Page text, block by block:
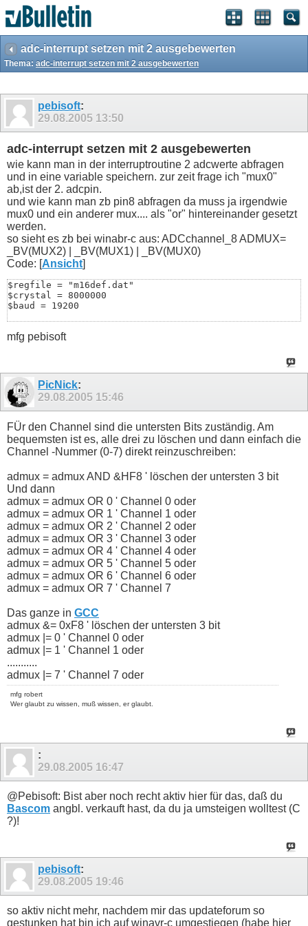
adc-interrupt setzen mit 2 ausgebewerten
Thema: adc-interrupt setzen mit 2 ausgebewerten
pebisoft:
29.08.2005 13:50
adc-interrupt setzen mit 2 ausgebewerten
wie kann man in der interruptroutine 2 adcwerte abfragen
und in eine variable speichern. zur zeit frage ich "mux0"
ab,ist der 2. adcpin.
und wie kann man zb pin8 abfragen da muss ja irgendwie
mux0 und ein anderer mux.... als "or" hintereinander gesetzt
werden.
so sieht es zb bei winabr-c aus: ADCchannel_8 ADMUX=
_BV(MUX2) | _BV(MUX1) | _BV(MUX0)
Code: [Ansicht]
$regfile = "m16def.dat"
$crystal = 8000000
$baud = 19200
Dim Adlow As Byte
Disable Interrupts
Adcsra.aden = 1
Adcsra.adate = 1
Adcsra.adie = 1
Adcsra.adsc = 1
Adcsra.adps0 = 1
Adcsra.adps1 = 1
Admux.refs0 = 1
Enable Interrupts
Radzaehler = 0
Toggle_rad = 0
On Adc Onadc
Do
Waitms 1
Print Radzaehler
Onadc:
   Admux.mux0 = 1
   Adcsra.adsc = 1
   Adlow = Adcl
   Adhi = Adch
   Adcergebnis = Adhi * 256
   Adcergebnis = Adcergebnis + Adlow
   If Adcergebnis > 400 And Toggle_rad = 1 Then
      Incr Radzaehler
      Incr Radzaehler
      Toggle_rad = 1
   End If
Return
End
mfg pebisoft
PicNick:
29.08.2005 15:46
FÜr den Channel sind die untersten Bits zuständig. Am
bequemsten ist es, alle drei zu löschen und dann einfach die
Channel -Nummer (0-7) direkt reinzuschreiben:
admux = admux AND &HF8 ' löschen der untersten 3 bit
Und dann
admux = admux OR 0 ' Channel 0 oder
admux = admux OR 1 ' Channel 1 oder
admux = admux OR 2 ' Channel 2 oder
admux = admux OR 3 ' Channel 3 oder
admux = admux OR 4 ' Channel 4 oder
admux = admux OR 5 ' Channel 5 oder
admux = admux OR 6 ' Channel 6 oder
admux = admux OR 7 ' Channel 7
Das ganze in GCC
admux &= 0xF8 ' löschen der untersten 3 bit
admux |= 0 ' Channel 0 oder
admux |= 1 ' Channel 1 oder
...........
admux |= 7 ' Channel 7 oder
mfg robert
Wer glaubt zu wissen, muß wissen, er glaubt.
:
29.08.2005 16:47
@Pebisoft: Bist aber noch recht aktiv hier für das, daß du
Bascom angbl. verkauft hast, da du ja umsteigen wolltest (C
?)!
pebisoft:
29.08.2005 19:46
so aktiv nicht mehr, nachdem mir das updateforum so
gestunken hat bin ich auf winavr-c umgestiegen (habe hier